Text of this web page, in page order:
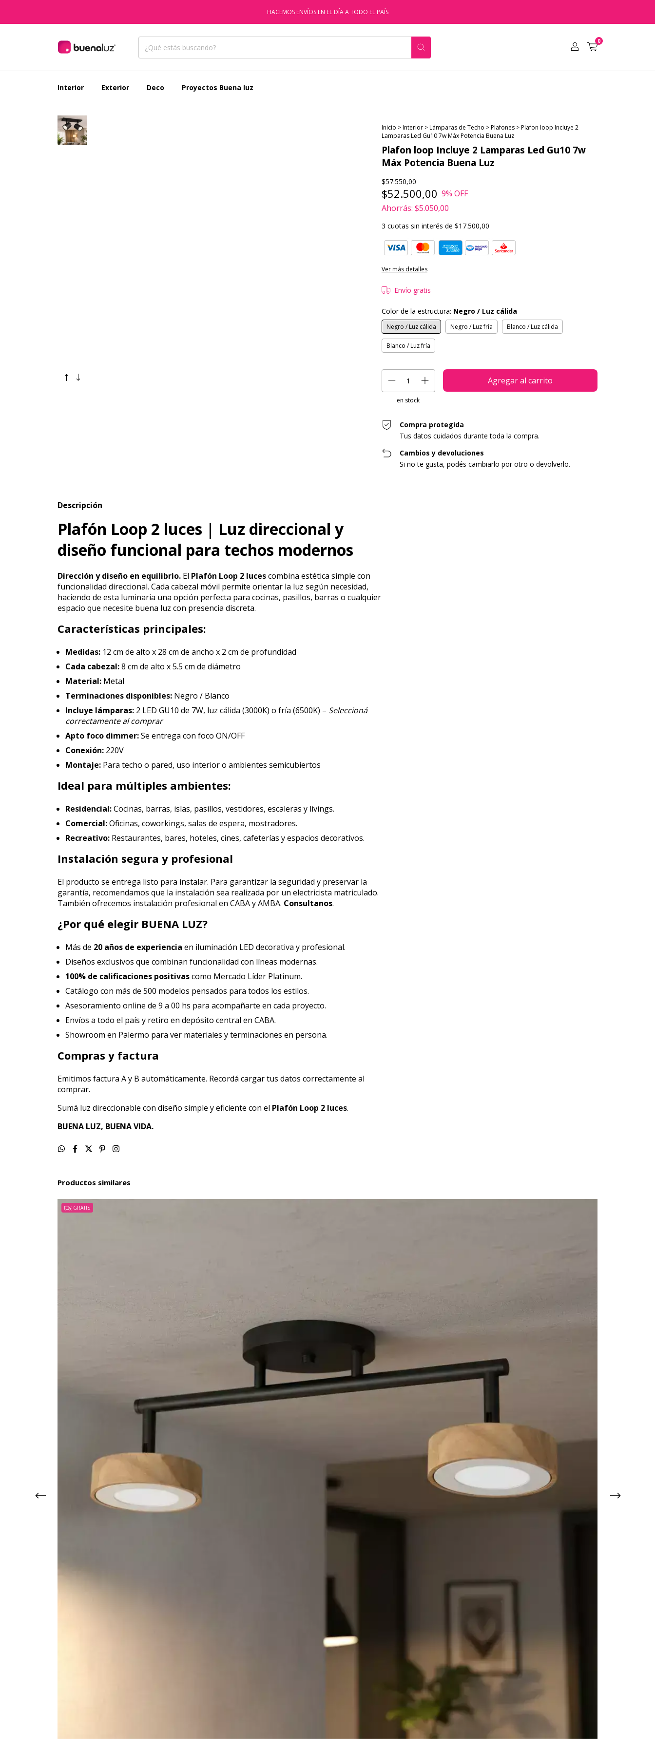
HACEMOS ENVÍOS EN EL DÍA A TODO EL PAÍS
0
Interior Exterior Deco Proyectos Buena luz
Inicio >Interior >Lámparas de Techo >Plafones >Plafon loop Incluye 2
Lamparas Led Gu10 7w Máx Potencia Buena Luz
Plafon loop Incluye 2 Lamparas Led Gu10 7w
Máx Potencia Buena Luz
$57.550,00
$52.500,00 9% OFF
Ahorrás: $5.050,00
3 cuotas sin interés de $17.500,00
Ver más detalles
Envío gratis
Color de la estructura: Negro / Luz cálida
Negro / Luz cálida Negro / Luz fría Blanco / Luz cálida
Blanco / Luz fría
en stock
Compra protegida
Tus datos cuidados durante toda la compra.
Cambios y devoluciones
Si no te gusta, podés cambiarlo por otro o devolverlo.
Descripción
Plafón Loop 2 luces | Luz direccional y
diseño funcional para techos modernos
Dirección y diseño en equilibrio. El Plafón Loop 2 lucescombina estética simple con
funcionalidad direccional. Cada cabezal móvil permite orientar la luz según necesidad,
haciendo de esta luminaria una opción perfecta para cocinas, pasillos, barras o cualquier
espacio que necesite buena luz con presencia discreta.
Características principales:
Medidas: 12 cm de alto x 28 cm de ancho x 2 cm de profundidad
Cada cabezal:8 cm de alto x 5.5 cm de diámetro
Material: Metal
Terminaciones disponibles: Negro / Blanco
Incluye lámparas: 2 LED GU10 de 7W, luz cálida (3000K) o fría (6500K) – Seleccioná
correctamente al comprar
Apto foco dimmer:Se entrega con foco ON/OFF
Conexión: 220V
Montaje: Para techo o pared, uso interior o ambientes semicubiertos
Ideal para múltiples ambientes:
Residencial:Cocinas, barras, islas, pasillos, vestidores, escaleras y livings.
Comercial:Oficinas, coworkings, salas de espera, mostradores.
Recreativo: Restaurantes, bares, hoteles, cines, cafeterías y espacios decorativos.
Instalación segura y profesional
El producto se entrega listo para instalar. Para garantizar la seguridad y preservar la
garantía, recomendamos que la instalación sea realizada por un electricista matriculado.
También ofrecemos instalación profesional en CABA y AMBA. Consultanos.
¿Por qué elegir BUENA LUZ?
Más de 20 años de experiencia en iluminación LED decorativa y profesional.
Diseños exclusivos que combinan funcionalidad con líneas modernas.
100% de calificaciones positivascomo Mercado Líder Platinum.
Catálogo con más de 500 modelos pensados para todos los estilos.
Asesoramiento online de 9 a 00 hs para acompañarte en cada proyecto.
Envíos a todo el país y retiro en depósito central en CABA.
Showroom en Palermo para ver materiales y terminaciones en persona.
Compras y factura
Emitimos factura A y B automáticamente. Recordá cargar tus datos correctamente al
comprar.
Sumá luz direccionable con diseño simple y eficiente con el Plafón Loop 2 luces.
BUENA LUZ, BUENA VIDA.
Productos similares
GRATIS